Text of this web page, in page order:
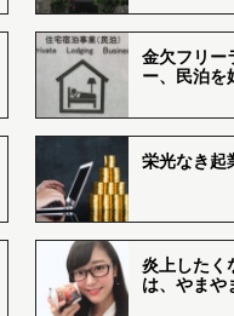
金欠フリー
ー、民泊を
栄光なき起
炎上したく
は、やまや